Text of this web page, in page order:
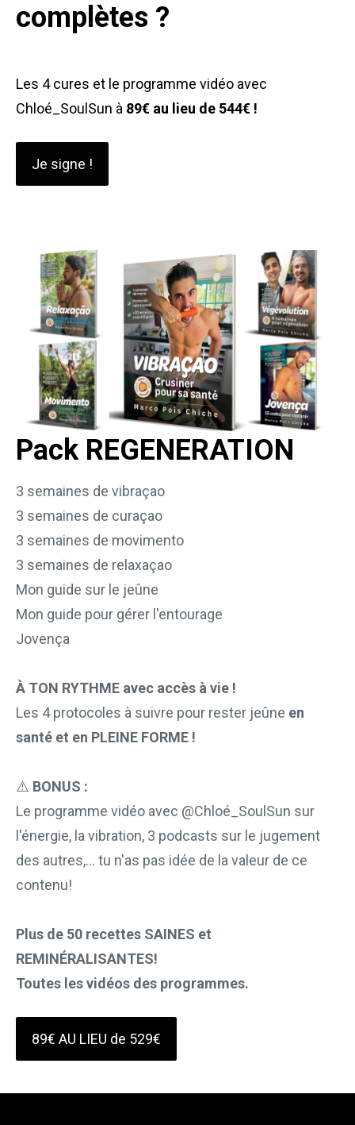
complètes ?
Les 4 cures et le programme vidéo avec
Chloé_SoulSun à 89€ au lieu de 544€ !
Je signe !
Pack REGENERATION
3 semaines de vibraçao
3 semaines de curaçao
3 semaines de movimento
3 semaines de relaxaçao
Mon guide sur le jeûne
Mon guide pour gérer l'entourage
Jovença
À TON RYTHME avec accès à vie !
Les 4 protocoles à suivre pour rester jeûne en
santé et en PLEINE FORME !
⚠️ BONUS :
Le programme vidéo avec @Chloé_SoulSun sur
l'énergie, la vibration, 3 podcasts sur le jugement
des autres,... tu n'as pas idée de la valeur de ce
contenu!
Plus de 50 recettes SAINES et
REMINÉRALISANTES!
Toutes les vidéos des programmes.
89€ AU LIEU de 529€